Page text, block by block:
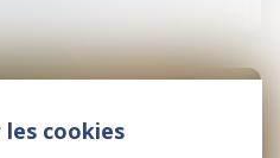
cookies